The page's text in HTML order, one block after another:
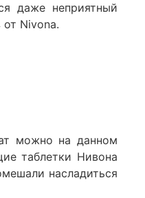
даже неприятный
Nivona.
можно на данном
таблетки Нивона
насладиться